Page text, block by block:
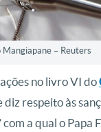
– Reuters
no livro VI do
respeito às
com a qual o Papa